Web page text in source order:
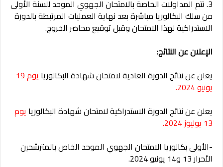
3. تتم المداولات الخاصة بالامتحان الجهوي الموحد للسنة الأولى
من سلك البكالوريا مباشرة بعد نهاية العمليات المرتبطة بالدورة
الاستدراكية لهذا الامتحان وقبل توقيع محاضر الخروج.
الإعلان عن النتائج:
يعلن عن نتائج الدورة العادية لامتحان شهادة البكالوريا
يوم 19
يونيو 2024.
يعلن عن نتائج الدورة الاستدراكية لامتحان شهادة البكالوريا يوم
13 يوليوز 2024.
-الأولى بكالوريا الامتحان الجهوي الموحد الخاص بالمترشحين
الأحرار 13 و14 يونيو 2024.